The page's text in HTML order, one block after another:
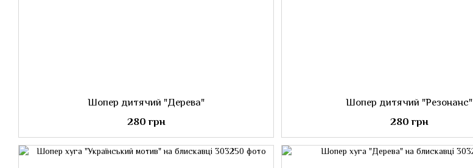
Шопер дитячий "Дерева"
280 грн
Шопер дитячий "Резонанс"
280 грн